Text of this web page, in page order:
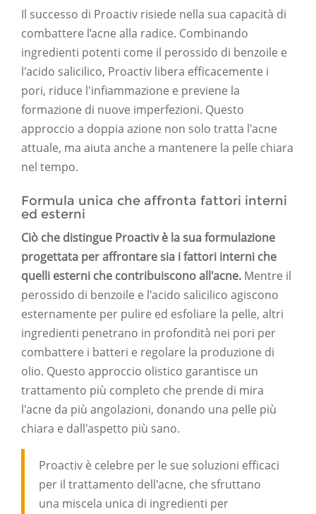
Il successo di Proactiv risiede nella sua capacità di
combattere l’acne alla radice. Combinando
ingredienti potenti come il perossido di benzoile e
l'acido salicilico, Proactiv libera efficacemente i
pori, riduce l'infiammazione e previene la
formazione di nuove imperfezioni. Questo
approccio a doppia azione non solo tratta l'acne
attuale, ma aiuta anche a mantenere la pelle chiara
nel tempo.
Formula unica che affronta fattori interni
ed esterni
Ciò che distingue Proactiv è la sua formulazione
progettata per affrontare sia i fattori interni che
quelli esterni che contribuiscono all'acne. Mentre il
perossido di benzoile e l'acido salicilico agiscono
esternamente per pulire ed esfoliare la pelle, altri
ingredienti penetrano in profondità nei pori per
combattere i batteri e regolare la produzione di
olio. Questo approccio olistico garantisce un
trattamento più completo che prende di mira
l'acne da più angolazioni, donando una pelle più
chiara e dall'aspetto più sano.
Proactiv è celebre per le sue soluzioni efficaci
per il trattamento dell'acne, che sfruttano
una miscela unica di ingredienti per